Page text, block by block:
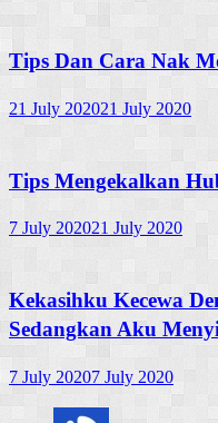
Tips Dan Cara Nak
21 July 202021 July 2020
Tips Mengekalkan
7 July 202021 July 2020
Kekasihku Kecewa
Sedangkan Aku
7 July 20207 July 2020